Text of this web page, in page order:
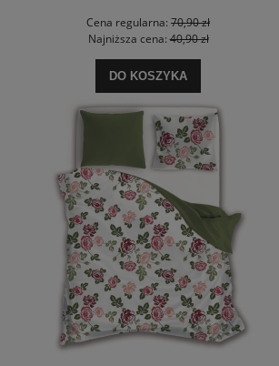
Cena regularna: 70,90 zł
Najniższa cena:40,90 zł
DO KOSZYKA